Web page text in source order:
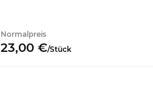
Normalpreis
23,00 €/Stück